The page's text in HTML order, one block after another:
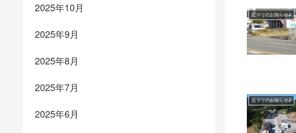
近マリのお知らせ♪
近マリのお知らせ♪
2025年10月
2025年9月
2025年8月
2025年7月
2025年6月